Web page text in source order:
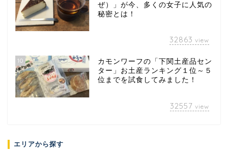
ぜ）」が今、多くの女子に人気の
秘密とは！
32863 view
10
カモンワーフの「下関土産品セン
ター」お土産ランキング１位～５
位までを試食してみました！
32557 view
エリアから探す